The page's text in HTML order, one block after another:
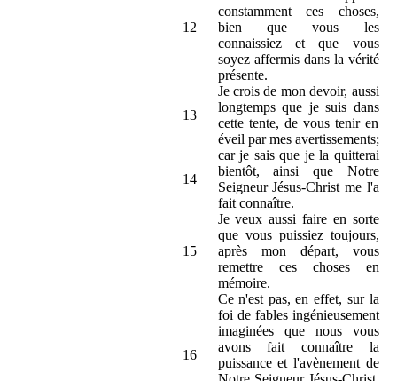
12
constamment ces choses,
bien que vous les
connaissiez et que vous
soyez affermis dans la vérité
présente.
13
Je crois de mon devoir, aussi
longtemps que je suis dans
cette tente, de vous tenir en
éveil par mes avertissements;
14
car je sais que je la quitterai
bientôt, ainsi que Notre
Seigneur Jésus-Christ me l'a
fait connaître.
15
Je veux aussi faire en sorte
que vous puissiez toujours,
après mon départ, vous
remettre ces choses en
mémoire.
16
Ce n'est pas, en effet, sur la
foi de fables ingénieusement
imaginées que nous vous
avons fait connaître la
puissance et l'avènement de